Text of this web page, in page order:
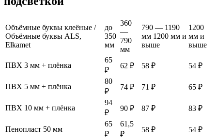
Объёмные буквы клеёные /
Объёмные буквы ALS,
Elkamet
до
350
мм
360
—
790
мм
790 — 1190
мм 1200 мм и
выше
1200
мм и
выше
ПВХ 3 мм + плёнка
65
₽
62 ₽ 58 ₽ 54 ₽
ПВХ 5 мм + плёнка
80
₽
74 ₽ 71 ₽ 65 ₽
ПВХ 10 мм + плёнка
94
₽
90 ₽ 87 ₽ 83 ₽
Пенопласт 50 мм
65
₽
61,5
₽
58 ₽ 54 ₽